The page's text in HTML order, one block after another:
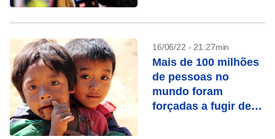
16/06/22 - 21:27min
Mais de 100 milhões
de pessoas no
mundo foram
forçadas a fugir de